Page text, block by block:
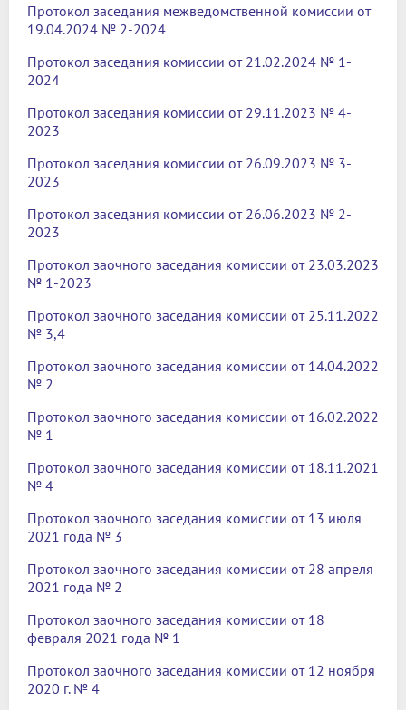
Протокол заседания межведомственной комиссии от
19.04.2024 № 2-2024
Протокол заседания комиссии от 21.02.2024 № 1-
2024
Протокол заседания комиссии от 29.11.2023 № 4-
2023
Протокол заседания комиссии от 26.09.2023 № 3-
2023
Протокол заседания комиссии от 26.06.2023 № 2-
2023
Протокол заочного заседания комиссии от 23.03.2023
№ 1-2023
Протокол заочного заседания комиссии от 25.11.2022
№ 3,4
Протокол заочного заседания комиссии от 14.04.2022
№ 2
Протокол заочного заседания комиссии от 16.02.2022
№ 1
Протокол заочного заседания комиссии от 18.11.2021
№ 4
Протокол заочного заседания комиссии от 13 июля
2021 года № 3
Протокол заочного заседания комиссии от 28 апреля
2021 года № 2
Протокол заочного заседания комиссии от 18
февраля 2021 года № 1
Протокол заочного заседания комиссии от 12 ноября
2020 г. № 4